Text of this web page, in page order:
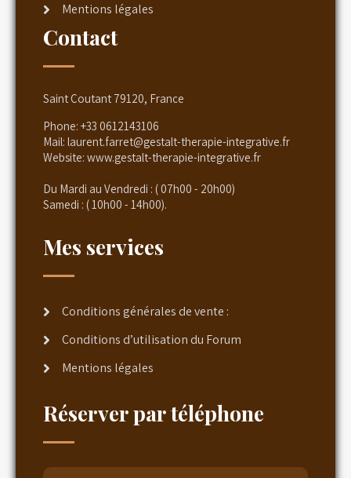
Mentions légales
Contact
Saint Coutant 79120, France
Phone: +33 0612143106
Mail: laurent.farret@gestalt-therapie-integrative.fr
Website: www.gestalt-therapie-integrative.fr
Du Mardi au Vendredi : ( 07h00 - 20h00)
Samedi : ( 10h00 - 14h00).
Mes services
Conditions générales de vente :
Conditions d’utilisation du Forum
Mentions légales
Réserver par téléphone